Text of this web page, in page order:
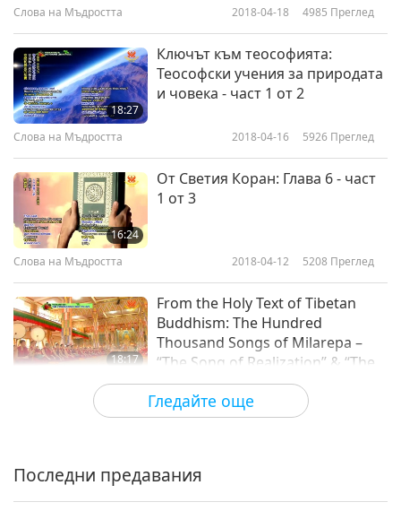
Гледайте още
Слова на Мъдростта 2018-04-18 4985 Преглед
18:27
Ключът към теософията:
Теософски учения за природата
и човека - част 1 от 2
Слова на Мъдростта 2018-04-16 5926 Преглед
16:24
От Светия Коран: Глава 6 - част
1 от 3
Слова на Мъдростта 2018-04-12 5208 Преглед
18:17
From the Holy Text of Tibetan
Buddhism: The Hundred
Thousand Songs of Milarepa –
“The Song of Realization” & “The
Enlightenment of Rechungpa,
Part 1 of 2
Слова на Мъдростта 2018-04-10 5655
18:30
Радостни вести
Последни предавания